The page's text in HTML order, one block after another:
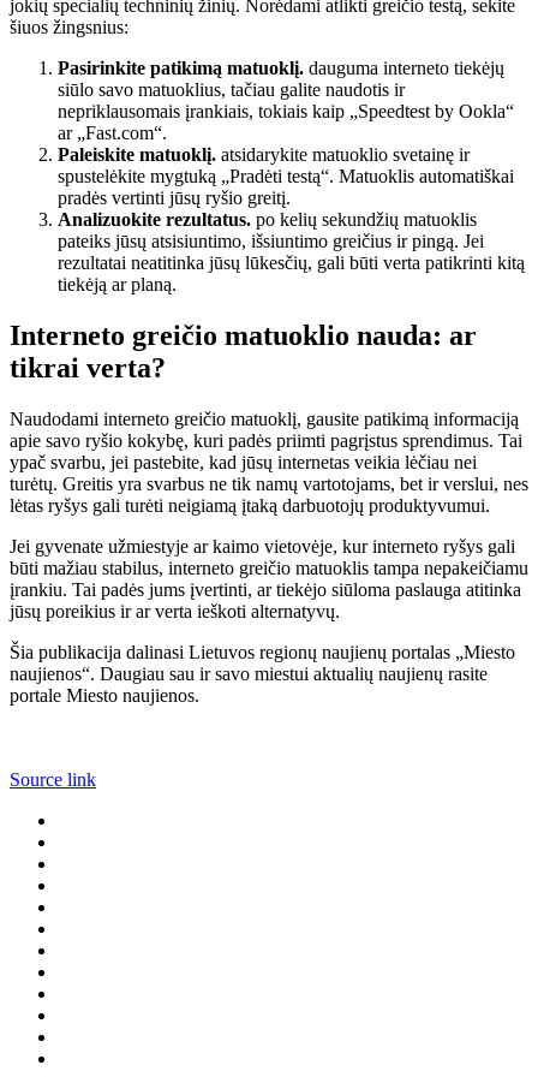
jokių specialių techninių žinių. Norėdami atlikti greičio testą, sekite
šiuos žingsnius:
Pasirinkite patikimą matuoklį. dauguma interneto tiekėjų
siūlo savo matuoklius, tačiau galite naudotis ir
nepriklausomais įrankiais, tokiais kaip „Speedtest by Ookla“
ar „Fast.com“.
Paleiskite matuoklį. atsidarykite matuoklio svetainę ir
spustelėkite mygtuką „Pradėti testą“. Matuoklis automatiškai
pradės vertinti jūsų ryšio greitį.
Analizuokite rezultatus. po kelių sekundžių matuoklis
pateiks jūsų atsisiuntimo, išsiuntimo greičius ir pingą. Jei
rezultatai neatitinka jūsų lūkesčių, gali būti verta patikrinti kitą
tiekėją ar planą.
Interneto greičio matuoklio nauda: ar
tikrai verta?
Naudodami interneto greičio matuoklį, gausite patikimą informaciją
apie savo ryšio kokybę, kuri padės priimti pagrįstus sprendimus. Tai
ypač svarbu, jei pastebite, kad jūsų internetas veikia lėčiau nei
turėtų. Greitis yra svarbus ne tik namų vartotojams, bet ir verslui, nes
lėtas ryšys gali turėti neigiamą įtaką darbuotojų produktyvumui.
Jei gyvenate užmiestyje ar kaimo vietovėje, kur interneto ryšys gali
būti mažiau stabilus, interneto greičio matuoklis tampa nepakeičiamu
įrankiu. Tai padės jums įvertinti, ar tiekėjo siūloma paslauga atitinka
jūsų poreikius ir ar verta ieškoti alternatyvų.
Šia publikacija dalinasi Lietuvos regionų naujienų portalas „Miesto
naujienos“. Daugiau sau ir savo miestui aktualių naujienų rasite
portale Miesto naujienos.
Source link